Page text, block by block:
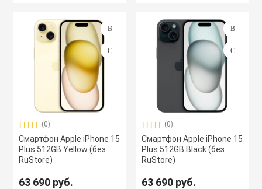
(0)
Смартфон Apple iPhone 15
Plus 512GB Yellow (без
RuStore)
63 690 руб.
(0)
Смартфон Apple iPhone 15
Plus 512GB Black (без
RuStore)
63 690 руб.